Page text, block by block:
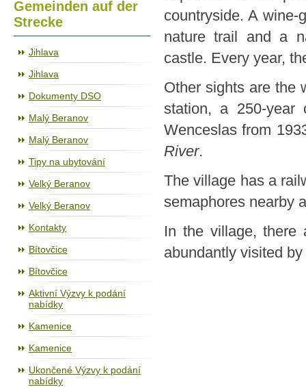
Gemeinden auf der
Strecke
Jihlava
Jihlava
Dokumenty DSO
Malý Beranov
Malý Beranov
Tipy na ubytování
Velký Beranov
Velký Beranov
Kontakty
Bítovčice
Bítovčice
Aktivní Výzvy k podání
nabídky
Kamenice
Kamenice
Ukončené Výzvy k podání
nabídky
countryside. A
nature trail and a
castle. Every year,
Other sights are the
station, a 250-
Wenceslas from
River.
The village has a
semaphores nearby
In the village, there
abundantly visited